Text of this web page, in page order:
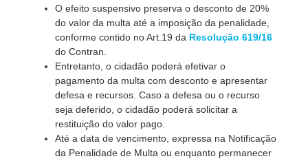
O efeito suspensivo preserva o desconto de 20%
do valor da multa até a imposição da penalidade,
conforme contido no Art.19 da Resolução 619/16
do Contran.
Entretanto, o cidadão poderá efetivar o
pagamento da multa com desconto e apresentar
defesa e recursos. Caso a defesa ou o recurso
seja deferido, o cidadão poderá solicitar a
restituição do valor pago.
Até a data de vencimento, expressa na Notificação
da Penalidade de Multa ou enquanto permanecer